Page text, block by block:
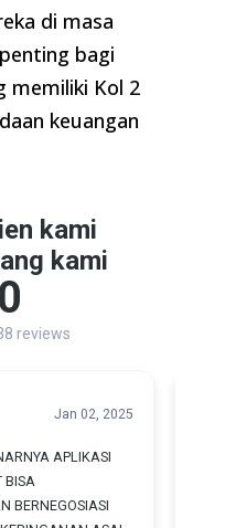
di masa
bagi
memiliki Kol 2
keuangan